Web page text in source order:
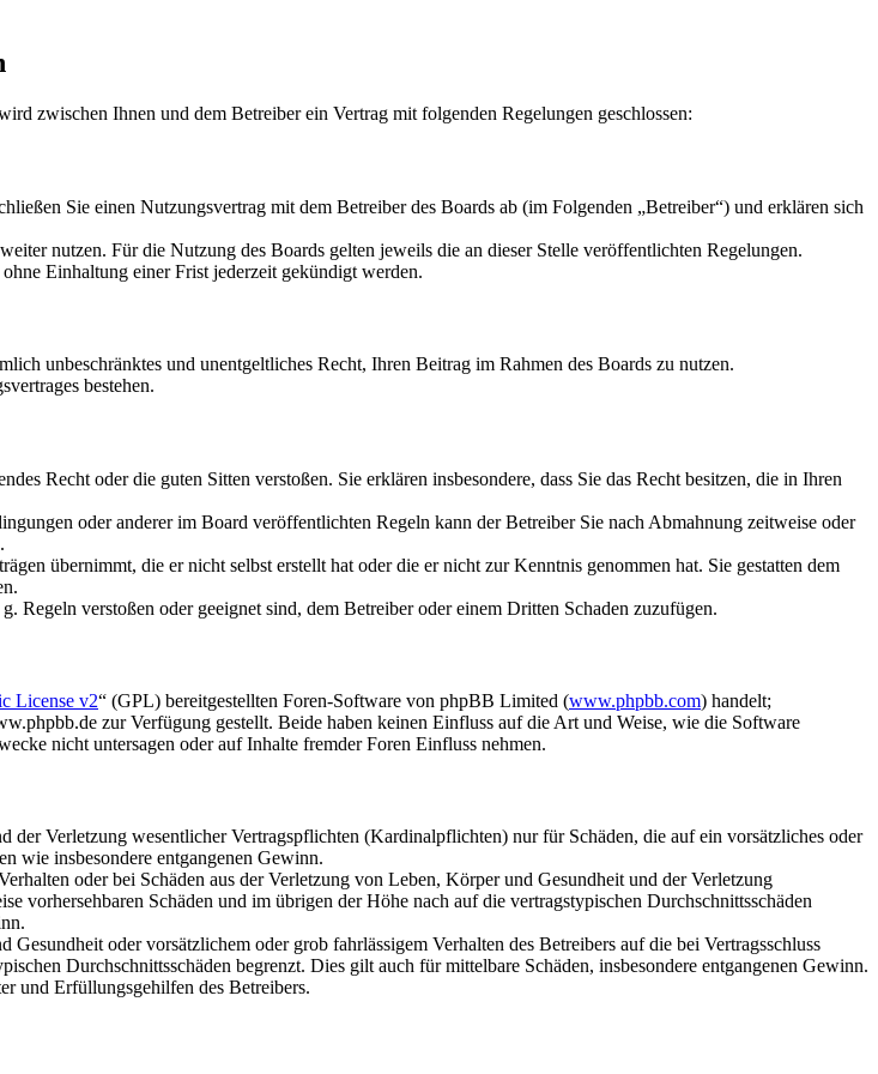
zwischen Ihnen und dem Betreiber ein Vertrag mit folgenden Regelungen geschlossen:
Sie einen Nutzungsvertrag mit dem Betreiber des Boards ab (im Folgenden „Betreiber“) und erklären sich
nutzen. Für die Nutzung des Boards gelten jeweils die an dieser Stelle veröffentlichten Regelungen.
Einhaltung einer Frist jederzeit gekündigt werden.
unbeschränktes und unentgeltliches Recht, Ihren Beitrag im Rahmen des Boards zu nutzen.
bestehen.
Recht oder die guten Sitten verstoßen. Sie erklären insbesondere, dass Sie das Recht besitzen, die in Ihren
oder anderer im Board veröffentlichten Regeln kann der Betreiber Sie nach Abmahnung zeitweise oder
übernimmt, die er nicht selbst erstellt hat oder die er nicht zur Kenntnis genommen hat. Sie gestatten dem
Regeln verstoßen oder geeignet sind, dem Betreiber oder einem Dritten Schaden zuzufügen.
License v2“ (GPL) bereitgestellten Foren-Software von phpBB Limited (www.phpbb.com) handelt;
zur Verfügung gestellt. Beide haben keinen Einfluss auf die Art und Weise, wie die Software
nicht untersagen oder auf Inhalte fremder Foren Einfluss nehmen.
Verletzung wesentlicher Vertragspflichten (Kardinalpflichten) nur für Schäden, die auf ein vorsätzliches oder
wie insbesondere entgangenen Gewinn.
oder bei Schäden aus der Verletzung von Leben, Körper und Gesundheit und der Verletzung
vorhersehbaren Schäden und im übrigen der Höhe nach auf die vertragstypischen Durchschnittsschäden
oder vorsätzlichem oder grob fahrlässigem Verhalten des Betreibers auf die bei Vertragsschluss
Durchschnittsschäden begrenzt. Dies gilt auch für mittelbare Schäden, insbesondere entgangenen Gewinn.
und Erfüllungsgehilfen des Betreibers.